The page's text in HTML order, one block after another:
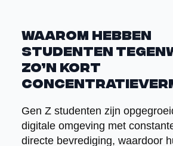
Waarom hebben
studenten
zo’n kort
Gen Z studenten zijn
digitale omgeving met
directe bevrediging, waardoor